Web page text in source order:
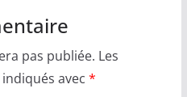
pas publiée. Les
avec *